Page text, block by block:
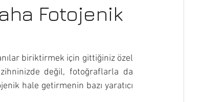
Fotojenik
biriktirmek için gittiğiniz özel
değil, fotoğraflarla da
hale getirmenin bazı yaratıcı